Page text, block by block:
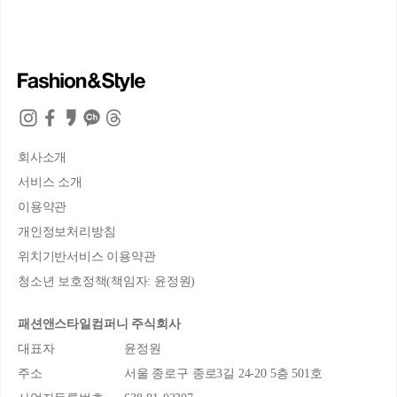
회사소개
서비스 소개
이용약관
개인정보처리방침
위치기반서비스 이용약관
청소년 보호정책(책임자: 윤정원)
패션앤스타일컴퍼니 주식회사
대표자
윤정원
주소
서울 종로구 종로3길 24-20 5층 501호